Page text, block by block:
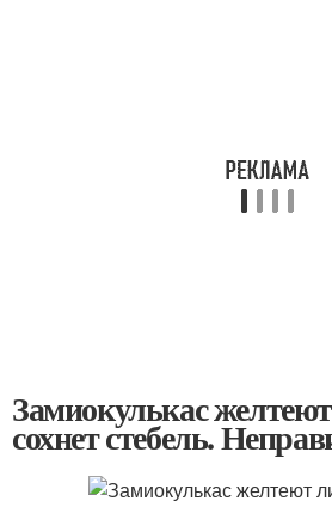
Замиокулькас
сохнет стебель.